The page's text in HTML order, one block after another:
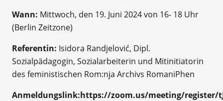
Wann: Mittwoch, den 19. Juni 2024 von 16- 18 Uhr
(Berlin Zeitzone)
Referentin: Isidora Randjelović, Dipl.
Sozialpädagogin, Sozialarbeiterin und Mitinitiatorin
des feministischen Rom:nja Archivs RomaniPhen
Anmeldungslink:https://zoom.us/meeting/register/